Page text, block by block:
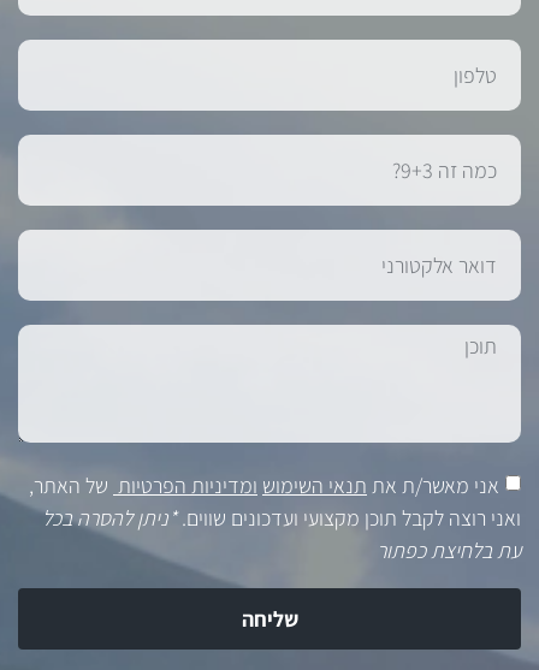
אני מאשר/ת את תנאי השימוש ומדיניות הפרטיות של האתר,
ואני רוצה לקבל תוכן מקצועי ועדכונים שווים.*ניתן להסרה בכל
עת בלחיצת כפתור
שליחה